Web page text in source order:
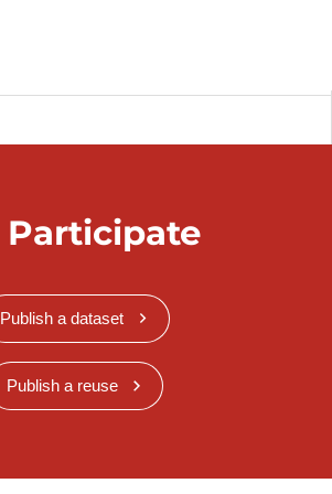
Participate
Publish a dataset
Publish a reuse